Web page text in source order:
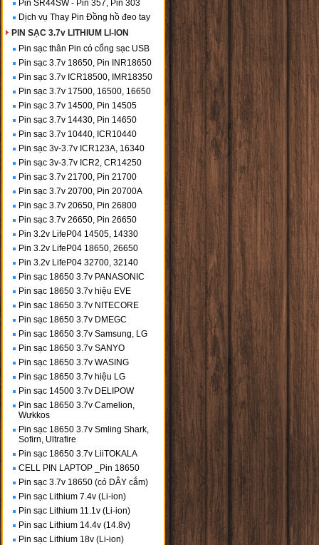
Pin SR44SW - Pin 357, Pin 303
Dịch vụ Thay Pin Đồng hồ đeo tay
PIN SẠC 3.7v LITHIUM LI-ION
Pin sạc thân Pin có cổng sạc USB
Pin sạc 3.7v 18650, Pin INR18650
Pin sạc 3.7v ICR18500, IMR18350
Pin sạc 3.7v 17500, 16500, 16650
Pin sạc 3.7v 14500, Pin 14505
Pin sạc 3.7v 14430, Pin 14650
Pin sạc 3.7v 10440, ICR10440
Pin sạc 3v-3.7v ICR123A, 16340
Pin sạc 3v-3.7v ICR2, CR14250
Pin sạc 3.7v 21700, Pin 21700
Pin sạc 3.7v 20700, Pin 20700A
Pin sạc 3.7v 20650, Pin 26800
Pin sạc 3.7v 26650, Pin 26650
Pin 3.2v LifeP04 14505, 14330
Pin 3.2v LifeP04 18650, 26650
Pin 3.2v LifeP04 32700, 32140
Pin sạc 18650 3.7v PANASONIC
Pin sạc 18650 3.7v hiệu EVE
Pin sạc 18650 3.7v NITECORE
Pin sạc 18650 3.7v DMEGC
Pin sạc 18650 3.7v Samsung, LG
Pin sạc 18650 3.7v SANYO
Pin sạc 18650 3.7v WASING
Pin sạc 18650 3.7v hiệu LG
Pin sạc 14500 3.7v DELIPOW
Pin sạc 18650 3.7v Camelion,
Wưkkos
Pin sạc 18650 3.7v Smling Shark,
Sofirn, Ultrafire
Pin sạc 18650 3.7v LiiTOKALA
CELL PIN LAPTOP _Pin 18650
Pin sạc 3.7v 18650 (có DÂY cắm)
Pin sạc Lithium 7.4v (Li-ion)
Pin sạc Lithium 11.1v (Li-ion)
Pin sạc Lithium 14.4v (14.8v)
Pin sạc Lithium 18v (Li-ion)